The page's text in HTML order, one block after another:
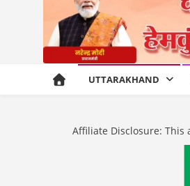
UTTARAKHAND
Affiliate Disclosure: This